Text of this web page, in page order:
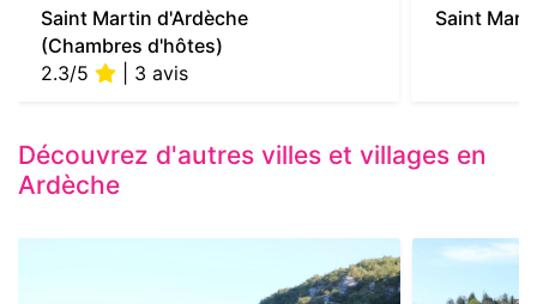
Saint Martin d'Ardèche
(Chambres d'hôtes)
2.3/5
| 3 avis
Saint
Découvrez d'autres villes et villages en
Ardèche